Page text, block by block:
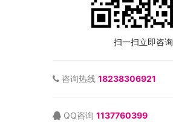
扫一扫立即咨询
咨询热线 18238306921
QQ咨询 1137760399